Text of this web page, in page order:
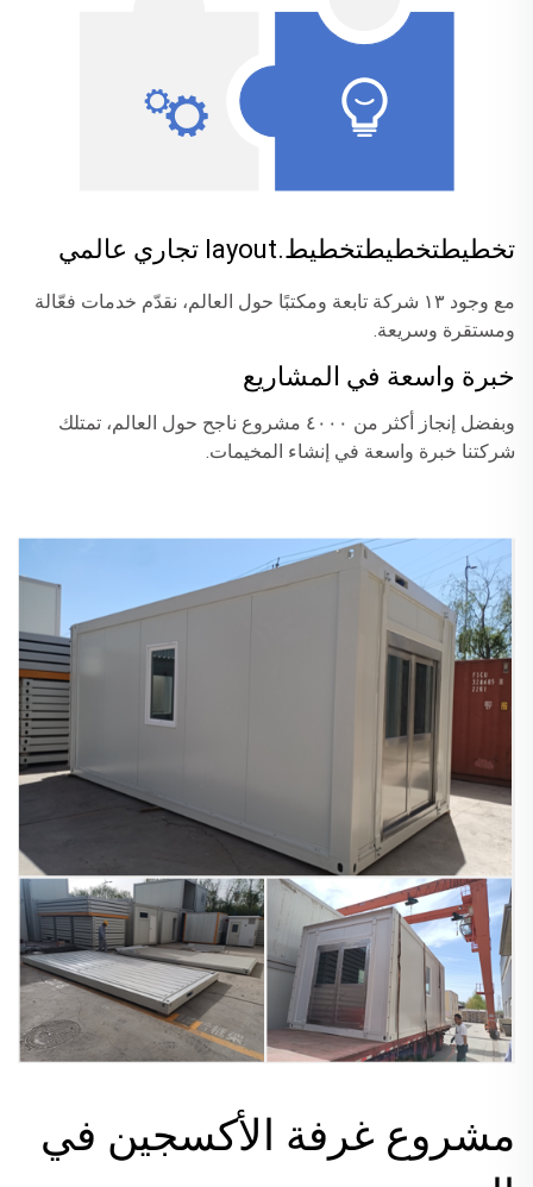
تخطيطتخطيطتخطيط.layout تجاري عالمي
مع وجود ١٣ شركة تابعة ومكتبًا حول العالم، نقدّم خدمات فعّالة
ومستقرة وسريعة.
خبرة واسعة في المشاريع
وبفضل إنجاز أكثر من ٤٠٠٠ مشروع ناجح حول العالم، تمتلك
شركتنا خبرة واسعة في إنشاء المخيمات.
مشروع غرفة الأكسجين في